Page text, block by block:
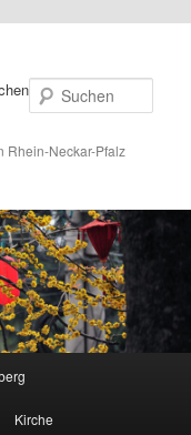
Rhein-Neckar-Pfalz
Kirche